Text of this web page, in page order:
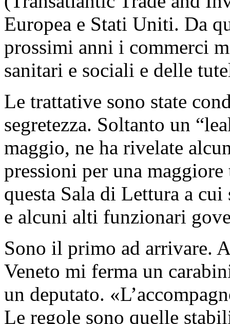
Europea e Stati Uniti. Da
prossimi anni i commerci
sanitari e sociali e delle
Le trattative sono state
segretezza. Soltanto un
maggio, ne ha rivelate
pressioni per una
questa Sala di Lettura a
e alcuni alti funzionari
Sono il primo ad arrivare.
Veneto mi ferma un
un deputato.
Le regole sono quelle